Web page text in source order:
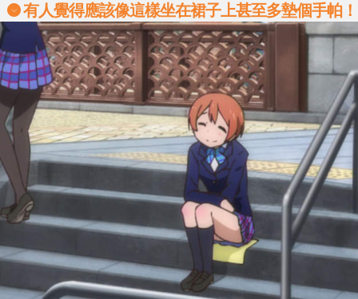
有人覺得應該像這樣坐在裙子上甚至多墊個手帕！